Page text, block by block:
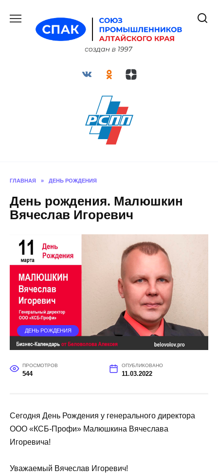
содержанию
ГЛАВНАЯ » ДЕНЬ РОЖДЕНИЯ
День рождения. Малюшкин
Вячеслав Игоревич
ДЕНЬ РОЖДЕНИЯ
ПРОСМОТРОВ
544
ОПУБЛИКОВАНО
11.03.2022
Сегодня День Рождения у генерального директора
ООО «КСБ-Профи» Малюшкина Вячеслава
Игоревича!
Уважаемый Вячеслав Игоревич!